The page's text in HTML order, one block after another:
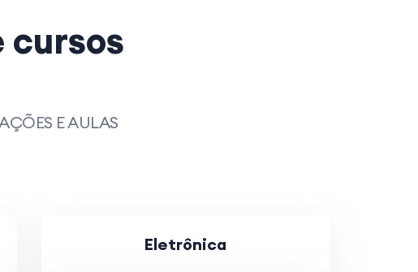
cursos
E AULAS
Eletrônica